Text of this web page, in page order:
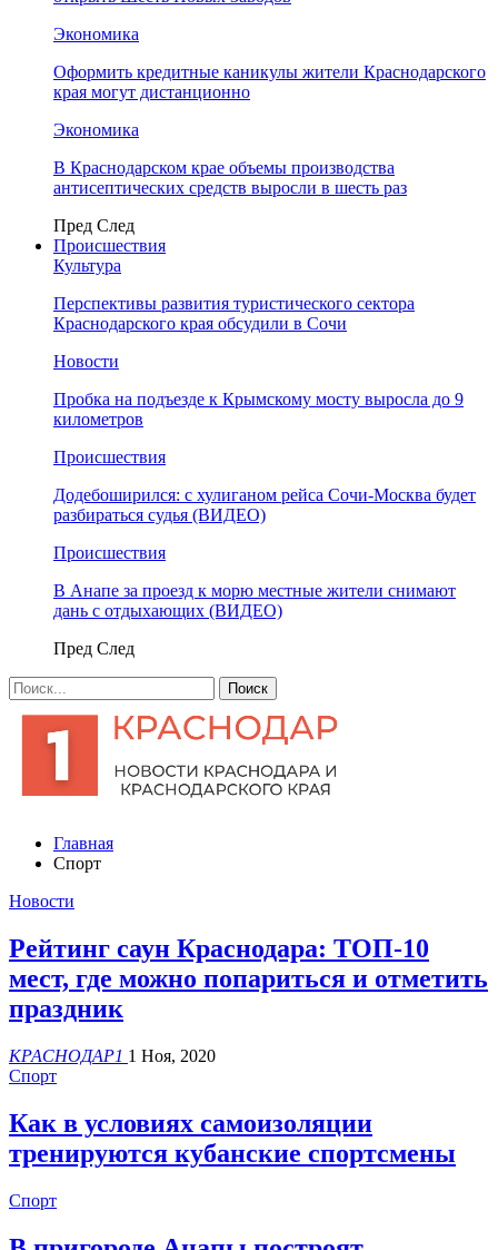
Экономика
Оформить кредитные каникулы жители Краснодарского
края могут дистанционно
Экономика
В Краснодарском крае объемы производства
антисептических средств выросли в шесть раз
Пред След
Происшествия
Культура
Перспективы развития туристического сектора
Краснодарского края обсудили в Сочи
Новости
Пробка на подъезде к Крымскому мосту выросла до 9
километров
Происшествия
Додебоширился: с хулиганом рейса Сочи-Москва будет
разбираться судья (ВИДЕО)
Происшествия
В Анапе за проезд к морю местные жители снимают
дань с отдыхающих (ВИДЕО)
Пред След
Главная
Спорт
Новости
Рейтинг саун Краснодара: ТОП-10
мест, где можно попариться и отметить
праздник
КРАСНОДАР1 1 Ноя, 2020
Спорт
Как в условиях самоизоляции
тренируются кубанские спортсмены
Спорт